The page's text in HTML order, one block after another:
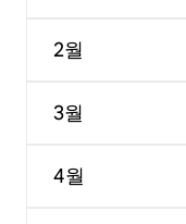
2월
3월
4월